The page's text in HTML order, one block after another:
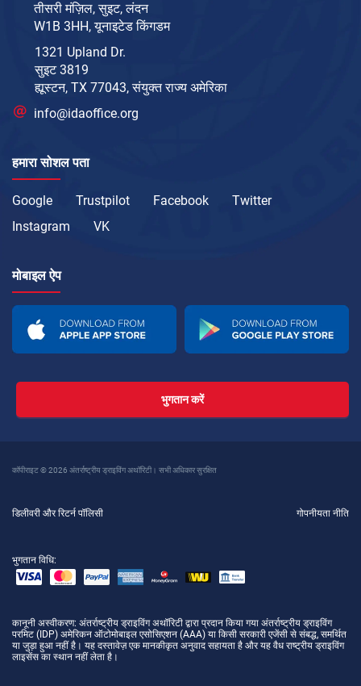
तीसरी मंज़िल, सुइट, लंदन
W1B 3HH, यूनाइटेड किंगडम
1321 Upland Dr.
सुइट 3819
ह्यूस्टन, TX 77043, संयुक्त राज्य अमेरिका
info@idaoffice.org
हमारा सोशल पता
Google Trustpilot Facebook
Twitter
Instagram
VK
मोबाइल ऐप
भुगतान करें
कॉपीराइट © 2026 अंतर्राष्ट्रीय ड्राइविंग अथॉरिटी। सभी अधिकार सुरक्षित
डिलीवरी और रिटर्न पॉलिसी गोपनीयता नीति
भुगतान विधि:
कानूनी अस्वीकरण: अंतर्राष्ट्रीय ड्राइविंग अथॉरिटी द्वारा प्रदान किया गया अंतर्राष्ट्रीय ड्राइविंग
परमिट (IDP) अमेरिकन ऑटोमोबाइल एसोसिएशन (AAA) या किसी सरकारी एजेंसी से संबद्ध, समर्थित
या जुड़ा हुआ नहीं है। यह दस्तावेज़ एक मानकीकृत अनुवाद सहायता है और यह वैध राष्ट्रीय ड्राइविंग
लाइसेंस का स्थान नहीं लेता है।